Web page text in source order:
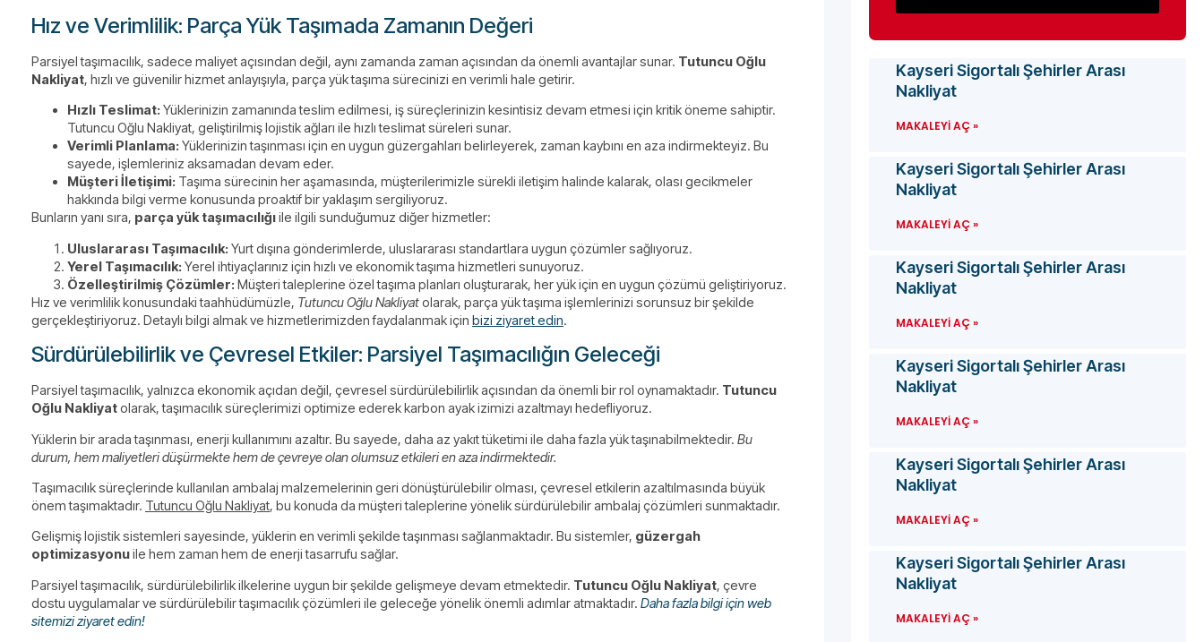
Hız ve Verimlilik: Parça Yük Taşımada Zamanın Değeri
Parsiyel taşımacılık, sadece maliyet açısından değil, aynı zamanda zaman açısından da önemli avantajlar sunar. Tutuncu Oğlu
Nakliyat, hızlı ve güvenilir hizmet anlayışıyla, parça yük taşıma sürecinizi en verimli hale getirir.
Hızlı Teslimat: Yüklerinizin zamanında teslim edilmesi, iş süreçlerinizin kesintisiz devam etmesi için kritik öneme sahiptir.
Tutuncu Oğlu Nakliyat, geliştirilmiş lojistik ağları ile hızlı teslimat süreleri sunar.
Verimli Planlama: Yüklerinizin taşınması için en uygun güzergahları belirleyerek, zaman kaybını en aza indirmekteyiz. Bu
sayede, işlemleriniz aksamadan devam eder.
Müşteri İletişimi: Taşıma sürecinin her aşamasında, müşterilerimizle sürekli iletişim halinde kalarak, olası gecikmeler
hakkında bilgi verme konusunda proaktif bir yaklaşım sergiliyoruz.
Bunların yanı sıra, parça yük taşımacılığıile ilgili sunduğumuz diğer hizmetler:
Uluslararası Taşımacılık: Yurt dışına gönderimlerde, uluslararası standartlara uygun çözümler sağlıyoruz.
Yerel Taşımacılık: Yerel ihtiyaçlarınız için hızlı ve ekonomik taşıma hizmetleri sunuyoruz.
Özelleştirilmiş Çözümler: Müşteri taleplerine özel taşıma planları oluşturarak, her yük için en uygun çözümü geliştiriyoruz.
Hız ve verimlilik konusundaki taahhüdümüzle, Tutuncu Oğlu Nakliyatolarak, parça yük taşıma işlemlerinizi sorunsuz bir şekilde
gerçekleştiriyoruz. Detaylı bilgi almak ve hizmetlerimizden faydalanmak için bizi ziyaret edin.
Sürdürülebilirlik ve Çevresel Etkiler: Parsiyel Taşımacılığın Geleceği
Parsiyel taşımacılık, yalnızca ekonomik açıdan değil, çevresel sürdürülebilirlik açısından da önemli bir rol oynamaktadır. Tutuncu
Oğlu Nakliyatolarak, taşımacılık süreçlerimizi optimize ederek karbon ayak izimizi azaltmayı hedefliyoruz.
Yüklerin bir arada taşınması, enerji kullanımını azaltır. Bu sayede, daha az yakıt tüketimi ile daha fazla yük taşınabilmektedir. Bu
durum, hem maliyetleri düşürmekte hem de çevreye olan olumsuz etkileri en aza indirmektedir.
Taşımacılık süreçlerinde kullanılan ambalaj malzemelerinin geri dönüştürülebilir olması, çevresel etkilerin azaltılmasında büyük
önem taşımaktadır. Tutuncu Oğlu Nakliyat, bu konuda da müşteri taleplerine yönelik sürdürülebilir ambalaj çözümleri sunmaktadır.
Gelişmiş lojistik sistemleri sayesinde, yüklerin en verimli şekilde taşınması sağlanmaktadır. Bu sistemler, güzergah
optimizasyonuile hem zaman hem de enerji tasarrufu sağlar.
Parsiyel taşımacılık, sürdürülebilirlik ilkelerine uygun bir şekilde gelişmeye devam etmektedir. Tutuncu Oğlu Nakliyat, çevre
dostu uygulamalar ve sürdürülebilir taşımacılık çözümleri ile geleceğe yönelik önemli adımlar atmaktadır. Daha fazla bilgi için web
sitemizi ziyaret edin!
Kayseri Sigortalı Şehirler Arası
Nakliyat
MAKALEYI AÇ »
Kayseri Sigortalı Şehirler Arası
Nakliyat
MAKALEYI AÇ »
Kayseri Sigortalı Şehirler Arası
Nakliyat
MAKALEYI AÇ »
Kayseri Sigortalı Şehirler Arası
Nakliyat
MAKALEYI AÇ »
Kayseri Sigortalı Şehirler Arası
Nakliyat
MAKALEYI AÇ »
Kayseri Sigortalı Şehirler Arası
Nakliyat
MAKALEYI AÇ »